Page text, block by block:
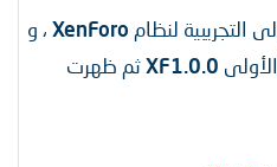
XenForo ، و
XF1.0.0ثم ظهرت